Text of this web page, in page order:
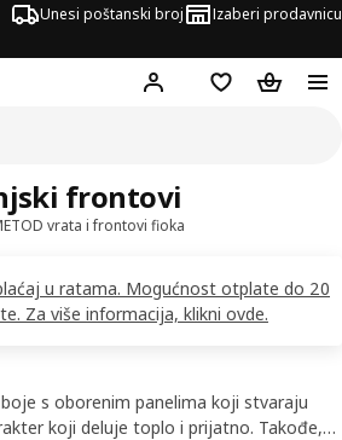
Unesi poštanski broj Izaberi prodavnicu
Hej! Prijavi se
Lista željaKorpa
vrata i frontovi fioka
u ratama. Mogućnost otplate do 20
Za više informacija, klikni ovde.
frontovi
s oborenim panelima koji stvaraju
koji deluje toplo i prijatno. Takođe,